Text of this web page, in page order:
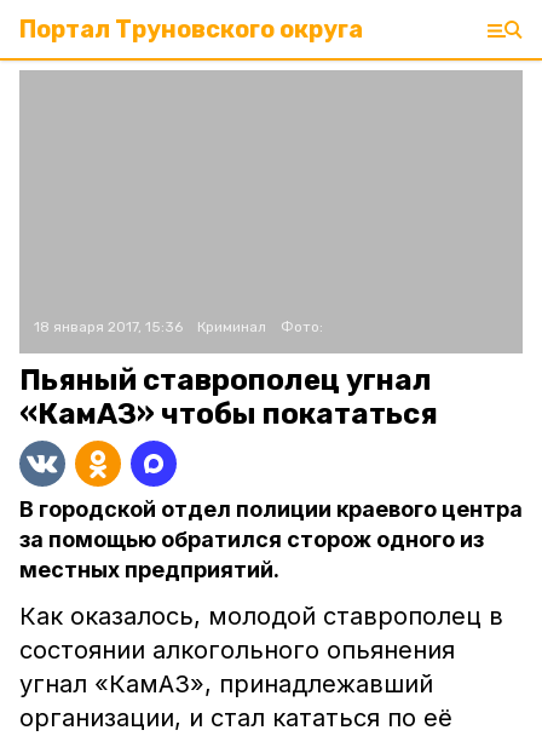
Портал Труновского округа
18 января 2017, 15:36 Криминал Фото:
Пьяный ставрополец угнал
«КамАЗ» чтобы покататься
В городской отдел полиции краевого центра
за помощью обратился сторож одного из
местных предприятий.
Как оказалось, молодой ставрополец в
состоянии алкогольного опьянения
угнал «КамАЗ», принадлежавший
организации, и стал кататься по её